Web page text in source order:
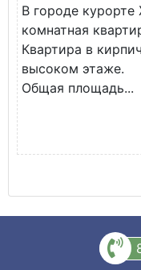
В городе
комнатная
Квартира в
высоком этаже.
Общая площадь...